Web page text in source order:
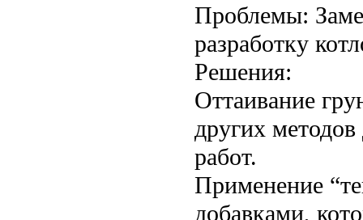
Проблемы:
разработку
Решения:
Оттаивание
других методов
работ.
Применение
добавками,